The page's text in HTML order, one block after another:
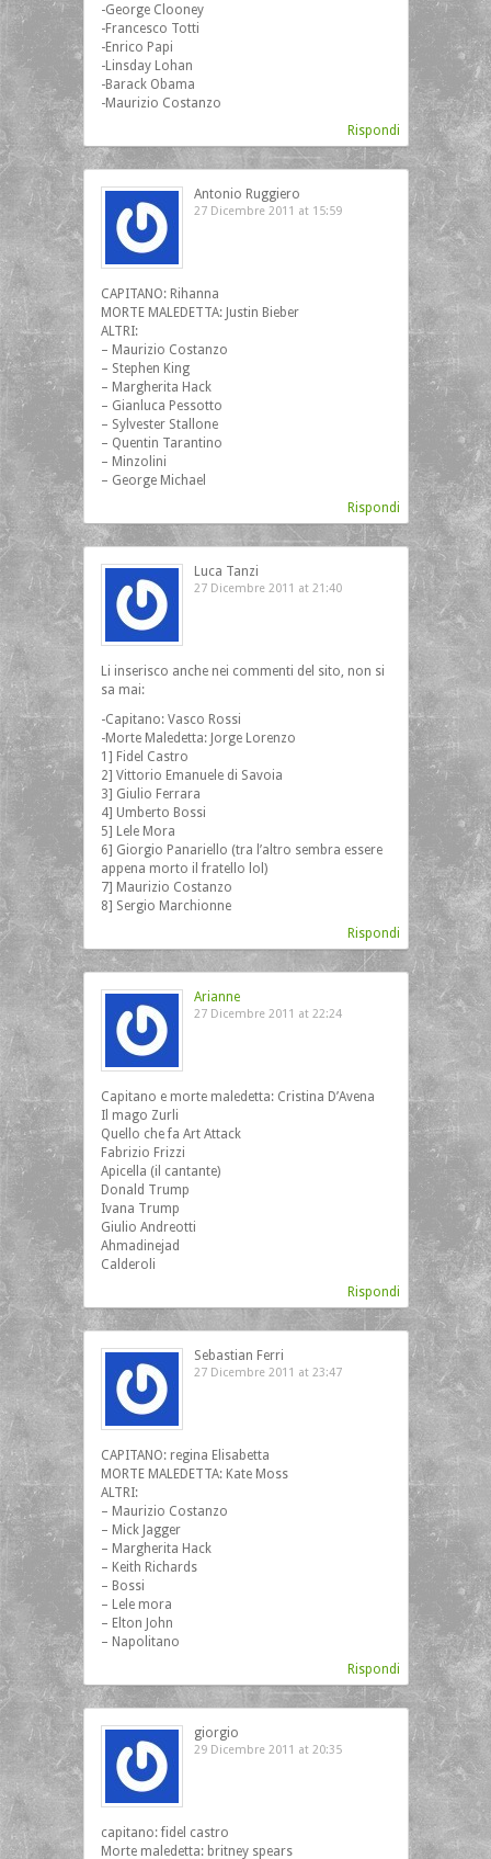
-George Clooney
-Francesco Totti
-Enrico Papi
-Linsday Lohan
-Barack Obama
-Maurizio Costanzo
Rispondi
Antonio Ruggiero
27 Dicembre 2011 at 15:59
CAPITANO: Rihanna
MORTE MALEDETTA: Justin Bieber
ALTRI:
– Maurizio Costanzo
– Stephen King
– Margherita Hack
– Gianluca Pessotto
– Sylvester Stallone
– Quentin Tarantino
– Minzolini
– George Michael
Rispondi
Luca Tanzi
27 Dicembre 2011 at 21:40
Li inserisco anche nei commenti del sito, non si
sa mai:
-Capitano: Vasco Rossi
-Morte Maledetta: Jorge Lorenzo
1] Fidel Castro
2] Vittorio Emanuele di Savoia
3] Giulio Ferrara
4] Umberto Bossi
5] Lele Mora
6] Giorgio Panariello (tra l’altro sembra essere
appena morto il fratello lol)
7] Maurizio Costanzo
8] Sergio Marchionne
Rispondi
Arianne
27 Dicembre 2011 at 22:24
Capitano e morte maledetta: Cristina D’Avena
Il mago Zurli
Quello che fa Art Attack
Fabrizio Frizzi
Apicella (il cantante)
Donald Trump
Ivana Trump
Giulio Andreotti
Ahmadinejad
Calderoli
Rispondi
Sebastian Ferri
27 Dicembre 2011 at 23:47
CAPITANO: regina Elisabetta
MORTE MALEDETTA: Kate Moss
ALTRI:
– Maurizio Costanzo
– Mick Jagger
– Margherita Hack
– Keith Richards
– Bossi
– Lele mora
– Elton John
– Napolitano
Rispondi
giorgio
29 Dicembre 2011 at 20:35
capitano: fidel castro
Morte maledetta: britney spears